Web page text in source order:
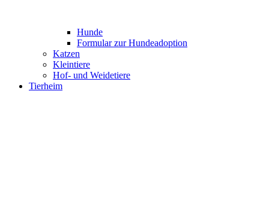
Hunde
Formular zur Hundeadoption
Katzen
Kleintiere
Hof- und Weidetiere
Tierheim